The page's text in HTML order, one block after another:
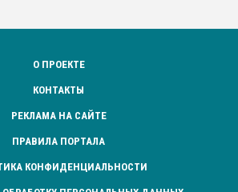
О ПРОЕКТЕ
КОНТАКТЫ
РЕКЛАМА НА САЙТЕ
ПРАВИЛА ПОРТАЛА
КОНФИДЕНЦИАЛЬНОСТИ